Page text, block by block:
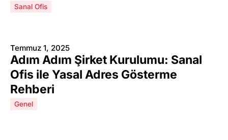
Sanal Ofis
Temmuz 1, 2025
Adım Adım Şirket Kurulumu: Sanal
Ofis ile Yasal Adres Gösterme
Rehberi
Genel